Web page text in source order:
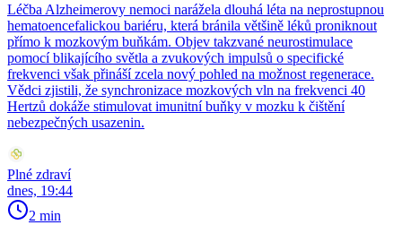
Léčba Alzheimerovy nemoci narážela dlouhá léta na neprostupnou
hematoencefalickou bariéru, která bránila většině léků proniknout
přímo k mozkovým buňkám. Objev takzvané neurostimulace
pomocí blikajícího světla a zvukových impulsů o specifické
frekvenci však přináší zcela nový pohled na možnost regenerace.
Vědci zjistili, že synchronizace mozkových vln na frekvenci 40
Hertzů dokáže stimulovat imunitní buňky v mozku k čištění
nebezpečných usazenin.
Plné zdraví
dnes, 19:44
2 min